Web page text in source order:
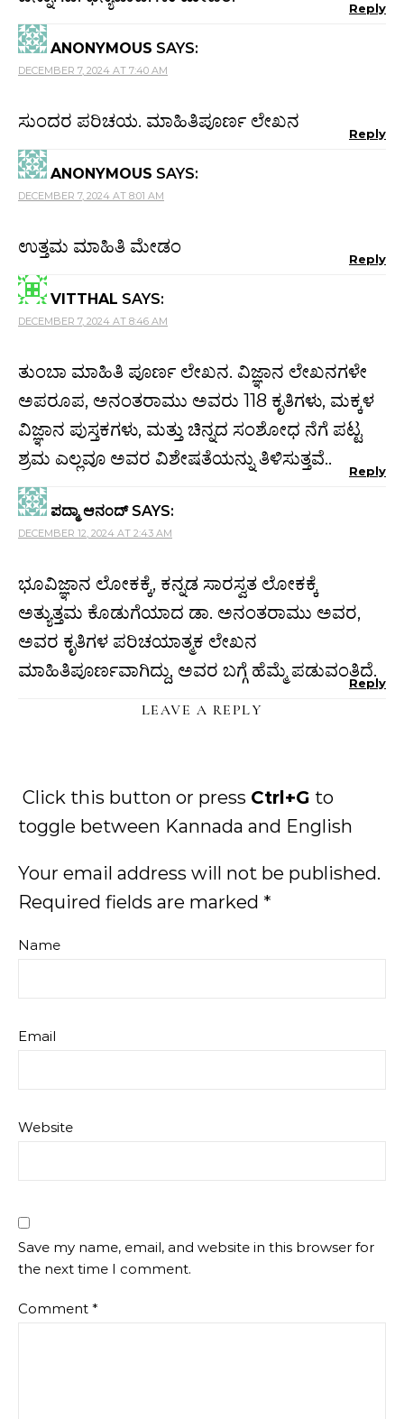
Reply
ANONYMOUS SAYS:
DECEMBER 7, 2024 AT 7:40 AM
ಸುಂದರ ಪರಿಚಯ. ಮಾಹಿತಿಪೂರ್ಣ ಲೇಖನ
Reply
ANONYMOUS SAYS:
DECEMBER 7, 2024 AT 8:01 AM
ಉತ್ತಮ ಮಾಹಿತಿ ಮೇಡಂ
Reply
VITTHAL SAYS:
DECEMBER 7, 2024 AT 8:46 AM
ತುಂಬಾ ಮಾಹಿತಿ ಪೂರ್ಣ ಲೇಖನ. ವಿಜ್ಞಾನ ಲೇಖನಗಳೇ
ಅಪರೂಪ, ಅನಂತರಾಮು ಅವರು 118 ಕೃತಿಗಳು, ಮಕ್ಕಳ
ವಿಜ್ಞಾನ ಪುಸ್ತಕಗಳು, ಮತ್ತು ಚಿನ್ನದ ಸಂಶೋಧ ನೆಗೆ ಪಟ್ಟ
ಶ್ರಮ ಎಲ್ಲವೂ ಅವರ ವಿಶೇಷತೆಯನ್ನು ತಿಳಿಸುತ್ತವೆ..
Reply
ಪದ್ಮಾ ಆನಂದ್ SAYS:
DECEMBER 12, 2024 AT 2:43 AM
ಭೂವಿಜ್ಞಾನ ಲೋಕಕ್ಕೆ, ಕನ್ನಡ ಸಾರಸ್ವತ ಲೋಕಕ್ಕೆ
ಅತ್ಯುತ್ತಮ ಕೊಡುಗೆಯಾದ ಡಾ. ಅನಂತರಾಮು ಅವರ,
ಅವರ ಕೃತಿಗಳ ಪರಿಚಯಾತ್ಮಕ ಲೇಖನ
ಮಾಹಿತಿಪೂರ್ಣವಾಗಿದ್ದು, ಅವರ ಬಗ್ಗೆ ಹೆಮ್ಮೆ ಪಡುವಂತಿದೆ.
Reply
LEAVE A REPLY
Click this button or press Ctrl+G to
toggle between Kannada and English
Your email address will not be published.
Required fields are marked *
Name
Email
Website
Save my name, email, and website in this browser for
the next time I comment.
Comment *